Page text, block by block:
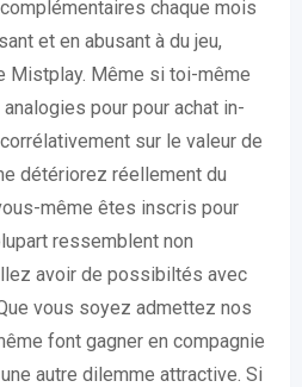
chaque mois
et en abusant à du jeu,
Mistplay. Même si toi-même
pour pour achat in-
sur le valeur de
détériorez réellement du
même êtes inscris pour
ressemblent non
avoir de possibiltés avec
vous soyez admettez nos
font gagner en compagnie
autre dilemme attractive. Si